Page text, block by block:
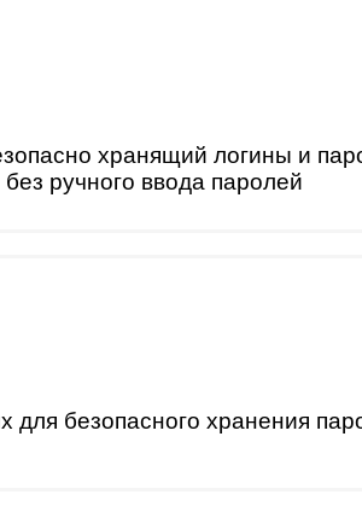
хранящий логины и
ручного ввода паролей
для безопасного хранения